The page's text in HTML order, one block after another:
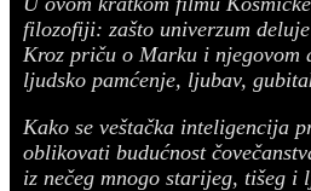
filozofiji: zašto univerzum
Kroz priču o Marku i njegovom
ljudsko pamćenje, ljubav,
Kako se veštačka inteligencija
oblikovati budućnost
iz nečeg mnogo starijeg, tišeg i